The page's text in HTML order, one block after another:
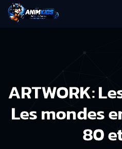
ARTWORK:
Les mondes
80